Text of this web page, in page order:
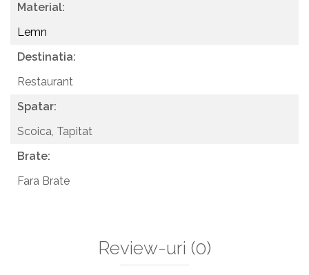
Material:
Lemn
Destinatia:
Restaurant
Spatar:
Scoica, Tapitat
Brate:
Fara Brate
Review-uri (0)